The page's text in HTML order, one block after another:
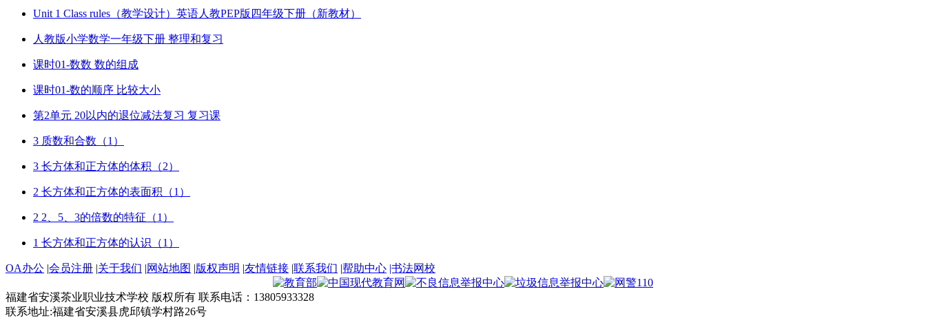
Unit 1 Class rules（教学设计）英语人教PEP版四年级下册（新教材）
人教版小学数学一年级下册 整理和复习
课时01-数数 数的组成
课时01-数的顺序 比较大小
第2单元 20以内的退位减法复习 复习课
3 质数和合数（1）
3 长方体和正方体的体积（2）
2 长方体和正方体的表面积（1）
2 2、5、3的倍数的特征（1）
1 长方体和正方体的认识（1）
OA办公 |会员注册 |关于我们 |网站地图 |版权声明 |友情链接 |联系我们 |帮助中心 |书法网校
福建省安溪茶业职业技术学校 版权所有 联系电话：13805933328
联系地址:福建省安溪县虎邱镇学村路26号